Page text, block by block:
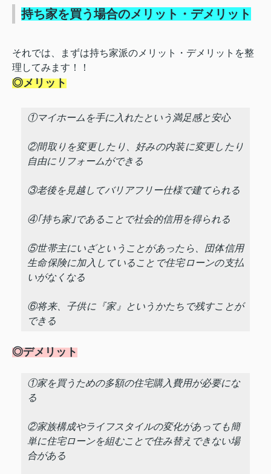
持ち家を買う場合のメリット・デメリット
それでは、まずは持ち家派のメリット・デメリットを整
理してみます！！
◎メリット
①マイホームを手に入れたという満足感と安心
②間取りを変更したり、好みの内装に変更したり
自由にリフォームができる
③老後を見越してバリアフリー仕様で建てられる
④｢持ち家｣であることで社会的信用を得られる
⑤世帯主にいざということがあったら、団体信用
生命保険に加入していることで住宅ローンの支払
いがなくなる
⑥将来、子供に『家』というかたちで残すことが
できる
◎デメリット
①家を買うための多額の住宅購入費用が必要にな
る
②家族構成やライフスタイルの変化があっても簡
単に住宅ローンを組むことで住み替えできない場
合がある